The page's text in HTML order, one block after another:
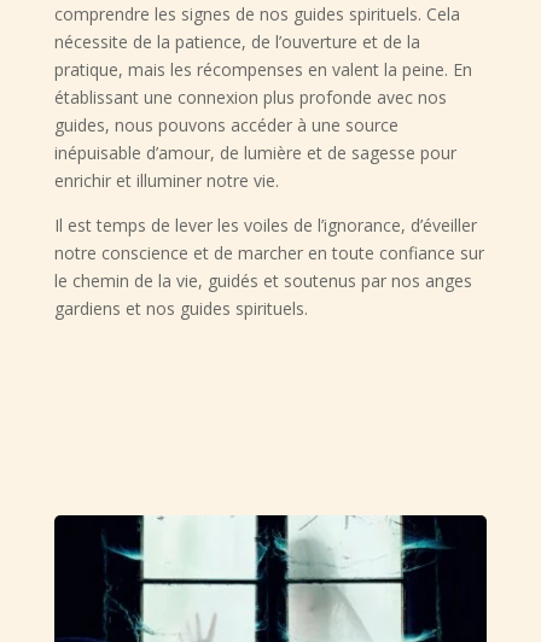
comprendre les signes de nos guides spirituels. Cela
nécessite de la patience, de l’ouverture et de la
pratique, mais les récompenses en valent la peine. En
établissant une connexion plus profonde avec nos
guides, nous pouvons accéder à une source
inépuisable d’amour, de lumière et de sagesse pour
enrichir et illuminer notre vie.
Il est temps de lever les voiles de l’ignorance, d’éveiller
notre conscience et de marcher en toute confiance sur
le chemin de la vie, guidés et soutenus par nos anges
gardiens et nos guides spirituels.